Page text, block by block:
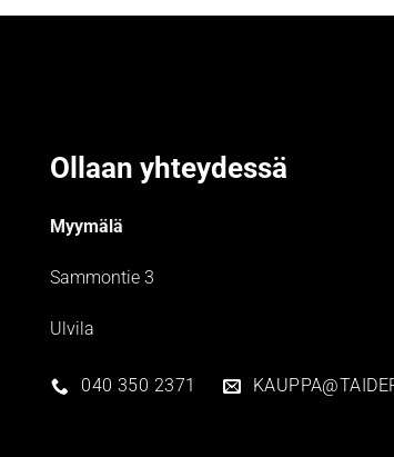
Ollaan yhteydessä
Myymälä
Sammontie 3
Ulvila
040 350 2371